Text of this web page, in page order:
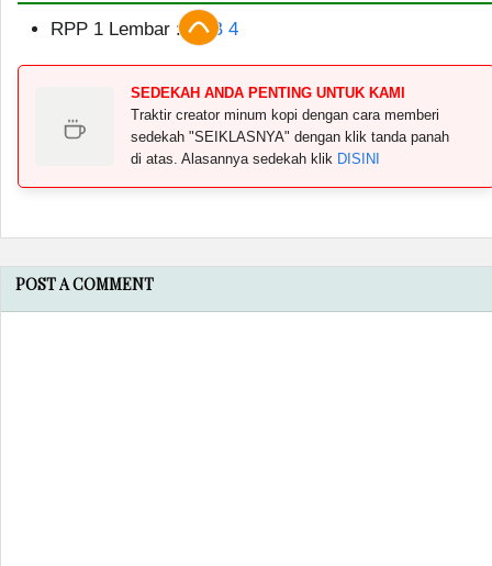
RPP 1 Lembar : BAB 4
SEDEKAH ANDA PENTING UNTUK KAMI
Traktir creator minum kopi dengan cara memberi
sedekah "SEIKLASNYA" dengan klik tanda panah
di atas. Alasannya sedekah klik DISINI
POST A COMMENT